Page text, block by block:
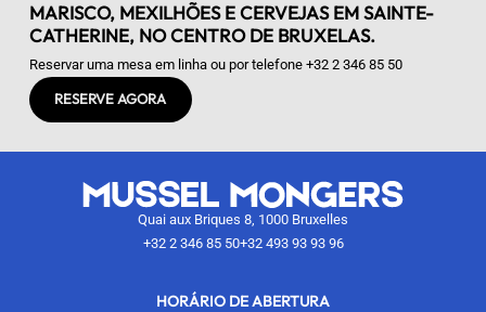
MARISCO, MEXILHÕES E CERVEJAS EM SAINTE-
CATHERINE, NO CENTRO DE BRUXELAS.
Reservar uma mesa em linha ou por telefone +32 2 346 85 50
RESERVE AGORA
Quai aux Briques 8, 1000 Bruxelles
+32 2 346 85 50+32 493 93 93 96
HORÁRIO DE ABERTURA